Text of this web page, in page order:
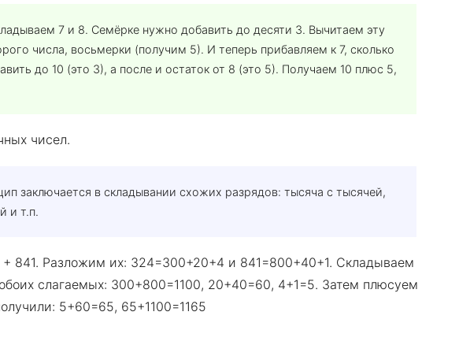
7 и 8. Семёрке нужно добавить до десяти 3. Вычитаем эту
числа, восьмерки (получим 5). И теперь прибавляем к 7, сколько
до 10 (это 3), а после и остаток от 8 (это 5). Получаем 10 плюс 5,
чисел.
заключается в складывании схожих разрядов: тысяча с тысячей,
и т.п.
841. Разложим их: 324=300+20+4 и 841=800+40+1. Складываем
слагаемых: 300+800=1100, 20+40=60, 4+1=5. Затем плюсуем
5+60=65, 65+1100=1165